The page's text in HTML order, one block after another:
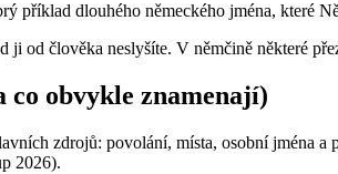
příklad dlouhého německého jména, které
od člověka neslyšíte. V němčině některé
co obvykle znamenají)
zdrojů: povolání, místa, osobní jména
2026).